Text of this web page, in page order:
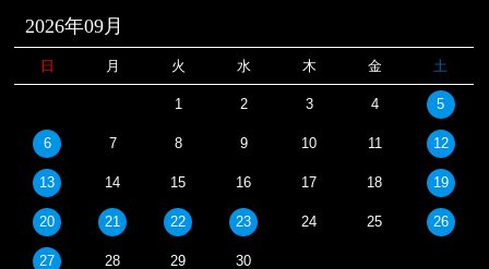
2026年09月
日 月 火 水 木 金 土
1 2 3 4 5
6 7 8 9 10 11 12
13 14 15 16 17 18 19
20 21 22 23 24 25 26
27 28 29 30